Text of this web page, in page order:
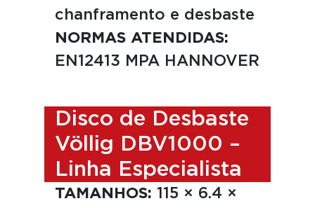
chanframento e desbaste
NORMAS ATENDIDAS:
EN12413 MPA HANNOVER
Disco de Desbaste
Völlig DBV1000 –
Linha Especialista
TAMANHOS: 115 × 6.4 ×